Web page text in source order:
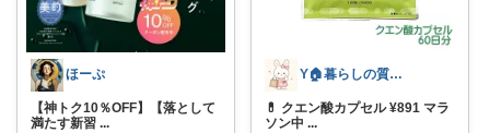
ほーぷ
【神トク10％OFF】【落として
満たす新習 ...
Y🏠暮らしの質が上がる物探し
💊 クエン酸カプセル ¥891 マラ
ソン中 ...